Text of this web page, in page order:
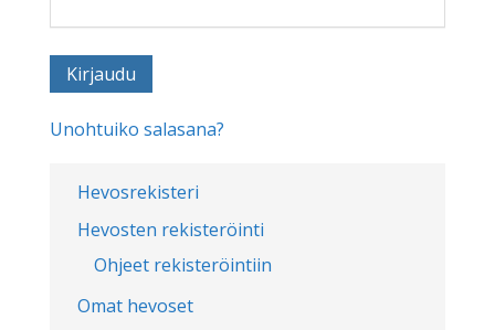
Hevosrekisteri
Hevosten rekisteröinti
Ohjeet rekisteröintiin
Omat hevoset
Unohtuiko salasana?